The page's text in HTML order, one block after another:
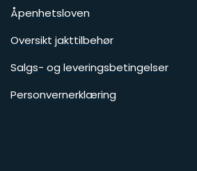
Åpenhetsloven
Oversikt jakttilbehør
Salgs- og leveringsbetingelser
Personvernerklæring